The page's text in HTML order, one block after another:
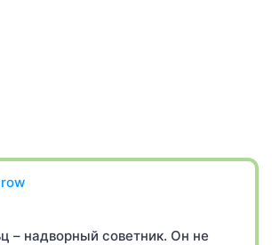
– надворный советник. Он не